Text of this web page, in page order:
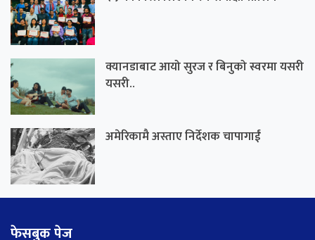
क्यानडाबाट आयो सुरज र बिनुको स्वरमा यसरी
यसरी..
अमेरिकामै अस्ताए निर्देशक चापागाईं
फेसबुक पेज